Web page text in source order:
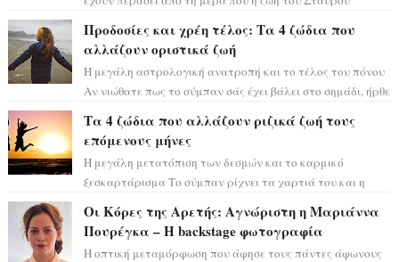
Προδοσίες και χρέη τέλος: Τα 4 ζώδια που
αλλάζουν οριστικά ζωή
Η μεγάλη αστρολογική ανατροπή και το τέλος του πόνου
Αν νιώθατε πως το σύμπαν σάς έχει βάλει στο σημάδι, ήρθε
Τα 4 ζώδια που αλλάζουν ριζικά ζωή τους
επόμενους μήνες
Η μεγάλη μετατόπιση των δεσμών και το καρμικό
ξεσκαρτάρισμα Το σύμπαν ρίχνει τα χαρτιά του και η
Οι Κόρες της Αρετής: Αγνώριστη η Μαριάννα
Πουρέγκα – H backstage φωτογραφία
Η οπτική μεταμόρφωση που άφησε τους πάντες άφωνους